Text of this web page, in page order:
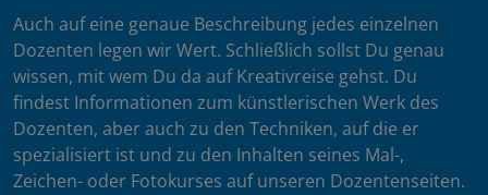
Auch auf eine genaue Beschreibung jedes einzelnen
Dozenten legen wir Wert. Schließlich sollst Du genau
wissen, mit wem Du da auf Kreativreise gehst. Du
findest Informationen zum künstlerischen Werk des
Dozenten, aber auch zu den Techniken, auf die er
spezialisiert ist und zu den Inhalten seines Mal-,
Zeichen- oder Fotokurses auf unseren Dozentenseiten.